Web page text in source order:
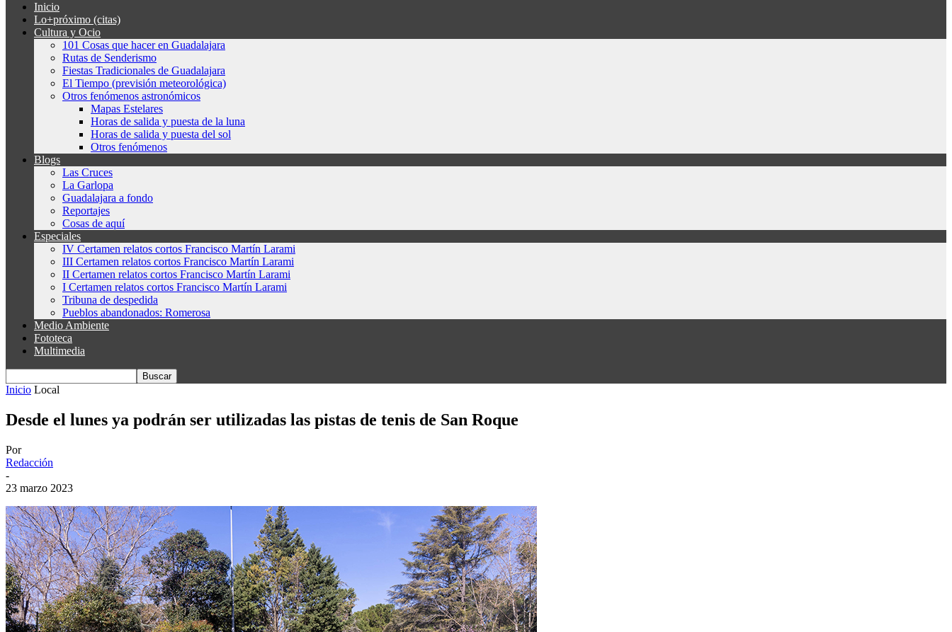
Inicio
Lo+próximo (citas)
Cultura y Ocio
101 Cosas que hacer en Guadalajara
Rutas de Senderismo
Fiestas Tradicionales de Guadalajara
El Tiempo (previsión meteorológica)
Otros fenómenos astronómicos
Mapas Estelares
Horas de salida y puesta de la luna
Horas de salida y puesta del sol
Otros fenómenos
Blogs
Las Cruces
La Garlopa
Guadalajara a fondo
Reportajes
Cosas de aquí
Especiales
IV Certamen relatos cortos Francisco Martín Larami
III Certamen relatos cortos Francisco Martín Larami
II Certamen relatos cortos Francisco Martín Larami
I Certamen relatos cortos Francisco Martín Larami
Tribuna de despedida
Pueblos abandonados: Romerosa
Medio Ambiente
Fototeca
Multimedia
Inicio Local
Desde el lunes ya podrán ser utilizadas las pistas de tenis de San Roque
Por
Redacción
-
23 marzo 2023